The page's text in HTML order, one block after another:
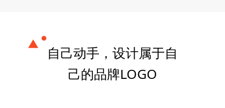
自己动手，设计属于自
己的品牌LOGO